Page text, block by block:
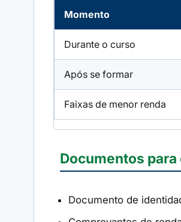
Momento
Durante o curso
Após se formar
Faixas de menor renda
Documentos
Documento de